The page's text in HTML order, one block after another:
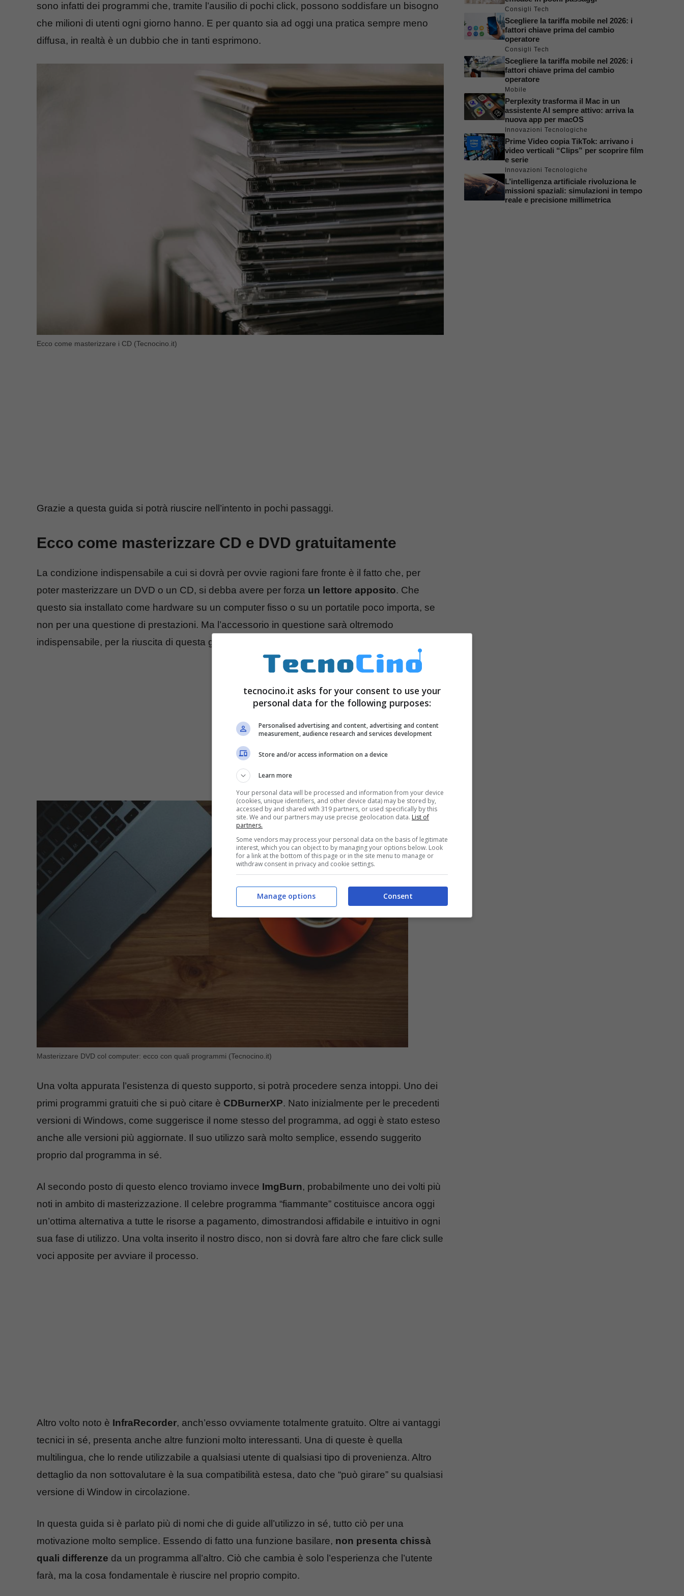
sono infatti dei programmi che, tramite l’ausilio di pochi click, possono soddisfare un bisogno
che milioni di utenti ogni giorno hanno. E per quanto sia ad oggi una pratica sempre meno
diffusa, in realtà è un dubbio che in tanti esprimono.
Ecco come masterizzare i CD (Tecnocino.it)
Grazie a questa guida si potrà riuscire nell’intento in pochi passaggi.
Ecco come masterizzare CD e DVD gratuitamente
La condizione indispensabile a cui si dovrà per ovvie ragioni fare fronte è il fatto che, per
poter masterizzare un DVD o un CD, si debba avere per forza un lettore apposito. Che
questo sia installato come hardware su un computer fisso o su un portatile poco importa, se
non per una questione di prestazioni. Ma l’accessorio in questione sarà oltremodo
indispensabile, per la riuscita di questa guida.
Masterizzare DVD col computer: ecco con quali programmi (Tecnocino.it)
Una volta appurata l’esistenza di questo supporto, si potrà procedere senza intoppi. Uno dei
primi programmi gratuiti che si può citare è CDBurnerXP. Nato inizialmente per le precedenti
versioni di Windows, come suggerisce il nome stesso del programma, ad oggi è stato esteso
anche alle versioni più aggiornate. Il suo utilizzo sarà molto semplice, essendo suggerito
proprio dal programma in sé.
Al secondo posto di questo elenco troviamo invece ImgBurn, probabilmente uno dei volti più
noti in ambito di masterizzazione. Il celebre programma “fiammante” costituisce ancora oggi
un’ottima alternativa a tutte le risorse a pagamento, dimostrandosi affidabile e intuitivo in ogni
sua fase di utilizzo. Una volta inserito il nostro disco, non si dovrà fare altro che fare click sulle
voci apposite per avviare il processo.
Altro volto noto è InfraRecorder, anch’esso ovviamente totalmente gratuito. Oltre ai vantaggi
tecnici in sé, presenta anche altre funzioni molto interessanti. Una di queste è quella
multilingua, che lo rende utilizzabile a qualsiasi utente di qualsiasi tipo di provenienza. Altro
dettaglio da non sottovalutare è la sua compatibilità estesa, dato che “può girare” su qualsiasi
versione di Window in circolazione.
In questa guida si è parlato più di nomi che di guide all’utilizzo in sé, tutto ciò per una
motivazione molto semplice. Essendo di fatto una funzione basilare, non presenta chissà
quali differenze da un programma all’altro. Ciò che cambia è solo l’esperienza che l’utente
farà, ma la cosa fondamentale è riuscire nel proprio compito.
Consigli Tech
Scegliere la tariffa mobile nel 2026: i
fattori chiave prima del cambio
operatore
Consigli Tech
Scegliere la tariffa mobile nel 2026: i
fattori chiave prima del cambio
operatore
Mobile
Perplexity trasforma il Mac in un
assistente AI sempre attivo: arriva la
nuova app per macOS
Innovazioni Tecnologiche
Prime Video copia TikTok: arrivano i
video verticali “Clips” per scoprire film
e serie
Innovazioni Tecnologiche
L’intelligenza artificiale rivoluziona le
missioni spaziali: simulazioni in tempo
reale e precisione millimetrica
tecnocino.it asks for your consent to use your
personal data for the following purposes:
Personalised advertising and content, advertising and content
measurement, audience research and services development
Store and/or access information on a device
Learn more
Your personal data will be processed and information from your device
(cookies, unique identifiers, and other device data) may be stored by,
accessed by and shared with 319 partners, or used specifically by this
site. We and our partners may use precise geolocation data. List of
partners.
Some vendors may process your personal data on the basis of legitimate
interest, which you can object to by managing your options below. Look
for a link at the bottom of this page or in the site menu to manage or
withdraw consent in privacy and cookie settings.
Consent
Manage options